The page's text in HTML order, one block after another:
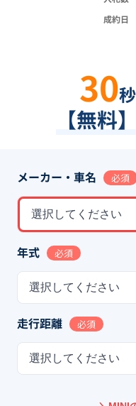
成約日
30
【無料
メーカー・車名 必須
選択してください
年式 必須
選択してください
走行距離 必須
選択してください